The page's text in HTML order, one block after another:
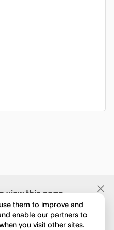
view this page
them to improve and
enable our partners to
you visit other sites.